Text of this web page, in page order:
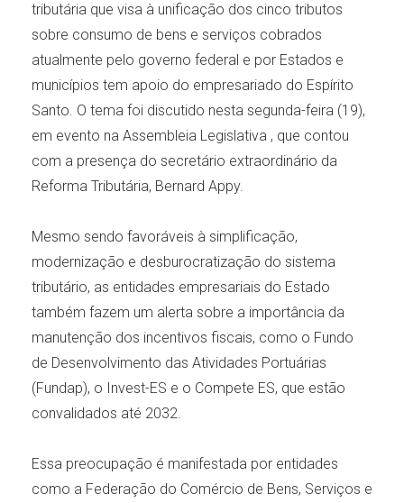
tributária que visa à unificação dos cinco tributos
sobre consumo de bens e serviços cobrados
atualmente pelo governo federal e por Estados e
municípios tem apoio do empresariado do Espírito
Santo. O tema foi discutido nesta segunda-feira (19),
em evento na Assembleia Legislativa , que contou
com a presença do secretário extraordinário da
Reforma Tributária, Bernard Appy.
Mesmo sendo favoráveis à simplificação,
modernização e desburocratização do sistema
tributário, as entidades empresariais do Estado
também fazem um alerta sobre a importância da
manutenção dos incentivos fiscais, como o Fundo
de Desenvolvimento das Atividades Portuárias
(Fundap), o Invest-ES e o Compete ES, que estão
convalidados até 2032.
Essa preocupação é manifestada por entidades
como a Federação do Comércio de Bens, Serviços e